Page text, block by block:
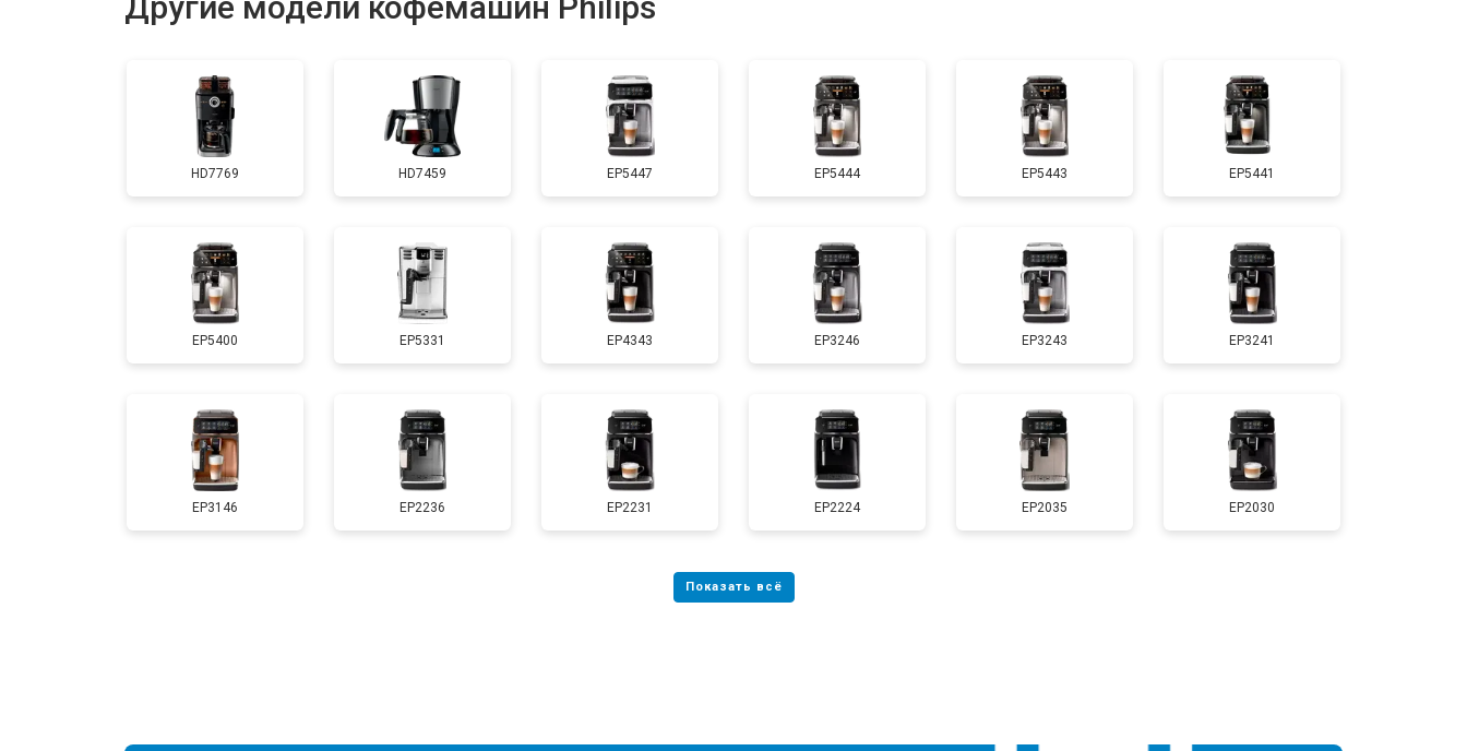
Ремонт заварного механизма от 80 мин от 2500 ₽ Заказать
HD7769 HD7459 EP5447 EP5444 EP5443 EP5441
EP5400 EP5331 EP4343 EP3246 EP3243 EP3241
EP3146 EP2236 EP2231 EP2224 EP2035 EP2030